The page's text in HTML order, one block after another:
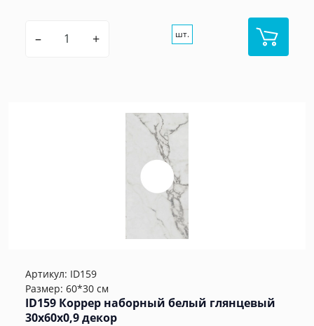
– + шт.
Артикул: ID159
Размер: 60*30 см
ID159 Коррер наборный белый глянцевый
30x60x0,9 декор